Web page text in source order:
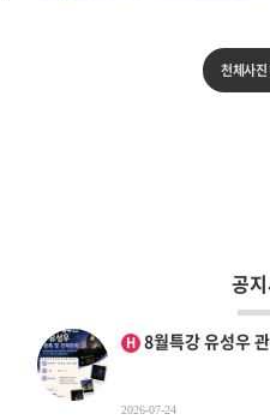
천체사
공
H 8월특강 유성우
2026-07-24